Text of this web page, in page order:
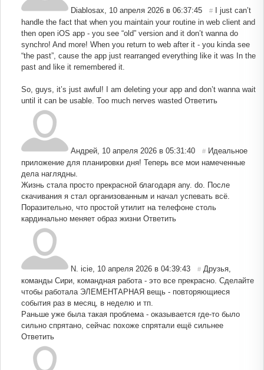
Diablosax, 10 апреля 2026 в 06:37:45 #
I just can’t
handle the fact that when you maintain your routine in web client and
then open iOS app - you see “old” version and it don’t wanna do
synchro! And more! When you return to web after it - you kinda see
“the past”, cause the app just rearranged everything like it was In the
past and like it remembered it.
So, guys, it’s just awful! I am deleting your app and don’t wanna wait
until it can be usable. Too much nerves wasted Ответить
Андрей, 10 апреля 2026 в 05:31:40 # Идеальное
приложение для планировки дня! Теперь все мои намеченные
дела наглядны.
Жизнь стала просто прекрасной благодаря any. do. После
скачивания я стал организованным и начал успевать всё.
Поразительно, что простой утилит на телефоне столь
кардинально меняет образ жизни Ответить
N. icie, 10 апреля 2026 в 04:39:43 # Друзья,
команды Сири, командная работа - это все прекрасно. Сделайте
чтобы работала ЭЛЕМЕНТАРНАЯ вещь - повторяющиеся
события раз в месяц, в неделю и тп.
Раньше уже была такая проблема - оказывается где-то было
сильно спрятано, сейчас похоже спрятали ещё сильнее
Ответить